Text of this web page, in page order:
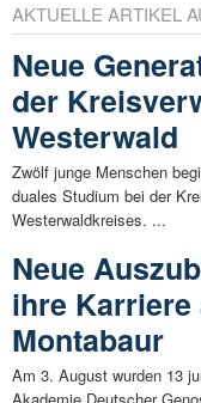
AKTUELLE ARTIKEL
Neue
der
Westerwald
Zwölf junge Menschen
duales Studium bei der
Westerwaldkreises. ...
Neue
ihre
Montabaur
Am 3. August wurden 13